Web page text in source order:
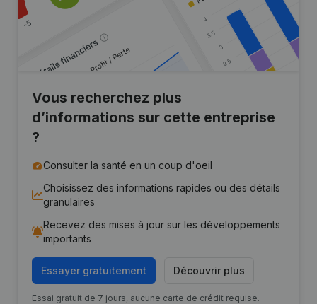
Vous recherchez plus
d’informations sur cette entreprise
?
Consulter la santé en un coup d'oeil
Choisissez des informations rapides ou des détails
granulaires
Recevez des mises à jour sur les développements
importants
Essayer gratuitement Découvrir plus
Essai gratuit de 7 jours, aucune carte de crédit requise.